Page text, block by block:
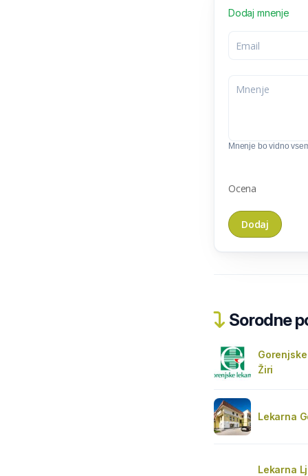
Dodaj mnenje
Mnenje bo vidno
Ocena
Sorodne
Žiri
Lekarna
Lekarna